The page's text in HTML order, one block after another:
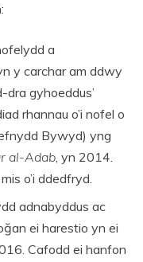
a
y carchar am ddwy
dra gyhoeddus’
rhannau o’i nofel o
Bywyd) yng
al-Adab, yn 2014.
o’i ddedfryd.
adnabyddus ac
ei harestio yn ei
Cafodd ei hanfon